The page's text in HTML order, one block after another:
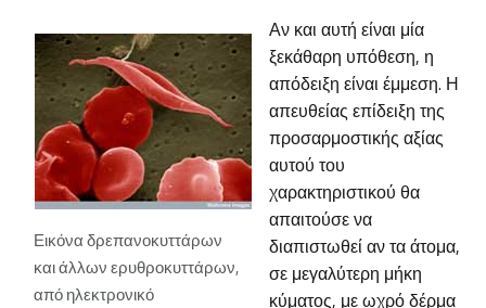
Εικόνα δρεπανοκυττάρων
και άλλων ερυθροκυττάρων,
από ηλεκτρονικό
Αν και αυτή είναι μία
ξεκάθαρη υπόθεση, η
απόδειξη είναι έμμεση. Η
απευθείας επίδειξη της
προσαρμοστικής αξίας
αυτού του
χαρακτηριστικού θα
απαιτούσε να
διαπιστωθεί αν τα άτομα,
σε μεγαλύτερη μήκη
κύματος, με ωχρό δέρμα